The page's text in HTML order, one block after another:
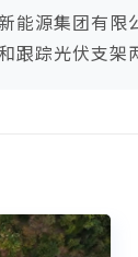
能源集团有限
跟踪光伏支架